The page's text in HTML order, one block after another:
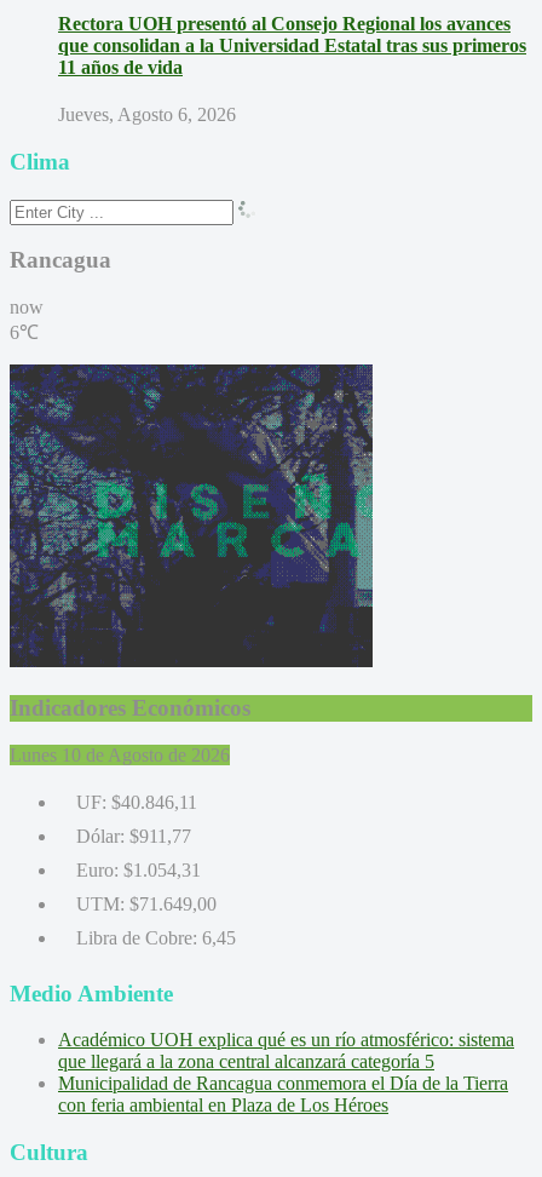
Rectora UOH presentó al Consejo Regional los avances
que consolidan a la Universidad Estatal tras sus primeros
11 años de vida
Jueves, Agosto 6, 2026
Clima
Rancagua
now
6℃
Indicadores Económicos
Lunes 10 de Agosto de 2026
UF: $40.846,11
Dólar: $911,77
Euro: $1.054,31
UTM: $71.649,00
Libra de Cobre: 6,45
Medio Ambiente
Académico UOH explica qué es un río atmosférico: sistema
que llegará a la zona central alcanzará categoría 5
Municipalidad de Rancagua conmemora el Día de la Tierra
con feria ambiental en Plaza de Los Héroes
Cultura